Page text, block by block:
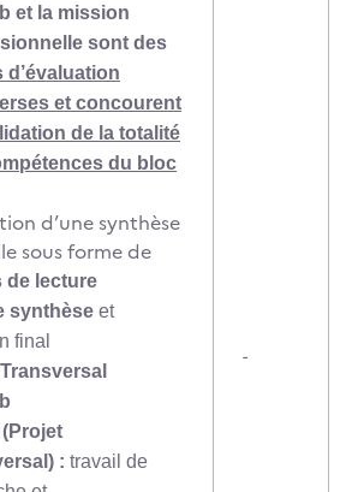
et la mission
sont des
d’évaluation
et concourent
de la totalité
du bloc
d’une synthèse
sous forme de
de lecture
synthèse et
final
: travail de
-